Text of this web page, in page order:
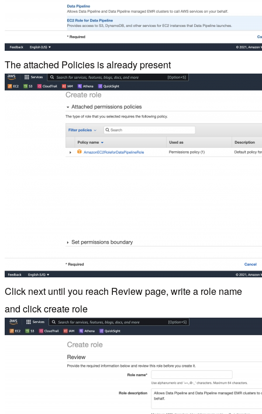
The attached Policies is already present
Click next until you reach Review page, write a role name
and click create role